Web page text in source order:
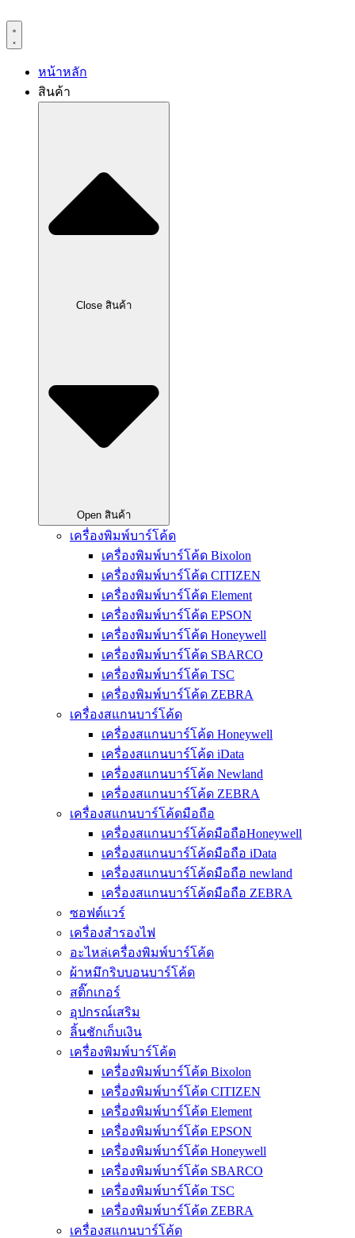
to
content
หน้าหลัก
สินค้า
Close สินค้า
Open สินค้า
เครื่องพิมพ์บาร์โค้ด
เครื่องพิมพ์บาร์โค้ด Bixolon
เครื่องพิมพ์บาร์โค้ด CITIZEN
เครื่องพิมพ์บาร์โค้ด Element
เครื่องพิมพ์บาร์โค้ด EPSON
เครื่องพิมพ์บาร์โค้ด Honeywell
เครื่องพิมพ์บาร์โค้ด SBARCO
เครื่องพิมพ์บาร์โค้ด TSC
เครื่องพิมพ์บาร์โค้ด ZEBRA
เครื่องสแกนบาร์โค้ด
เครื่องสแกนบาร์โค้ด Honeywell
เครื่องสแกนบาร์โค้ด iData
เครื่องสแกนบาร์โค้ด Newland
เครื่องสแกนบาร์โค้ด ZEBRA
เครื่องสแกนบาร์โค้ดมือถือ
เครื่องสแกนบาร์โค้ดมือถือHoneywell
เครื่องสแกนบาร์โค้ดมือถือ iData
เครื่องสแกนบาร์โค้ดมือถือ newland
เครื่องสแกนบาร์โค้ดมือถือ ZEBRA
ซอฟต์แวร์
เครื่องสำรองไฟ
อะไหล่เครื่องพิมพ์บาร์โค้ด
ผ้าหมึกริบบอนบาร์โค้ด
สติ๊กเกอร์
อุปกรณ์เสริม
ลิ้นชักเก็บเงิน
เครื่องพิมพ์บาร์โค้ด
เครื่องพิมพ์บาร์โค้ด Bixolon
เครื่องพิมพ์บาร์โค้ด CITIZEN
เครื่องพิมพ์บาร์โค้ด Element
เครื่องพิมพ์บาร์โค้ด EPSON
เครื่องพิมพ์บาร์โค้ด Honeywell
เครื่องพิมพ์บาร์โค้ด SBARCO
เครื่องพิมพ์บาร์โค้ด TSC
เครื่องพิมพ์บาร์โค้ด ZEBRA
เครื่องสแกนบาร์โค้ด